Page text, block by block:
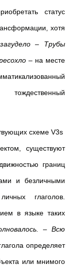
статус
хотя
– Трубы
– на месте
тождественный
схеме V3s
существуют
границ
и безличными
глаголов.
в языке таких
– Всю
определяет
или мнимого